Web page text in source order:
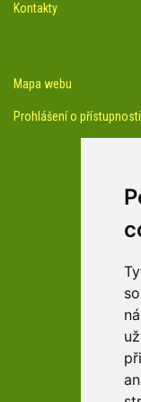
Kontakty
Mapa webu
Prohlášení o přístupnosti